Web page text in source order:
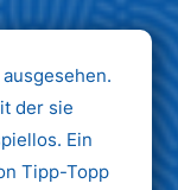
der sie
Ein
Tipp-Topp